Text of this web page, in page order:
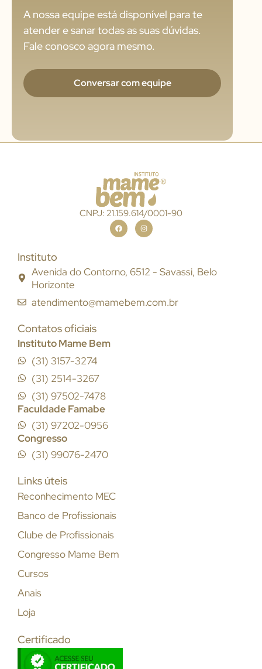
A nossa equipe está disponível para te
atender e sanar todas as suas dúvidas.
Fale conosco agora mesmo.
Conversar com equipe
CNPJ: 21.159.614/0001-90
Instituto
Avenida do Contorno, 6512 - Savassi, Belo
Horizonte
atendimento@mamebem.com.br
Contatos oficiais
Instituto Mame Bem
(31) 3157-3274
(31) 2514-3267
(31) 97502-7478
Faculdade Famabe
(31) 97202-0956
Congresso
(31) 99076-2470
Links úteis
Reconhecimento MEC
Banco de Profissionais
Clube de Profissionais
Congresso Mame Bem
Cursos
Anais
Loja
Certificado